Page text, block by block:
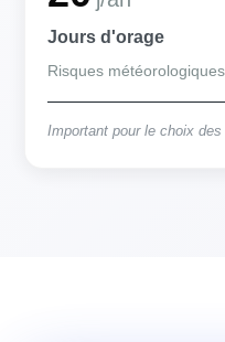
Jours d'orage
Risques météorologiques
Important pour le choix